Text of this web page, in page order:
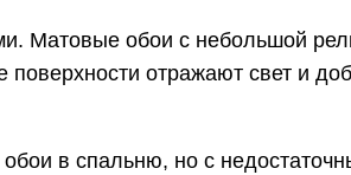
Матовые обои с небольшой
отражают свет и
в спальню, но с